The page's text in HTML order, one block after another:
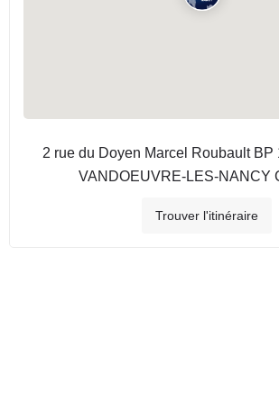
2 rue du Doyen Marcel Roubault BP
VANDOEUVRE-LES-NANCY
Trouver l'itinéraire